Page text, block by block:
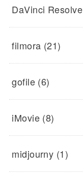
DaVinci Resolve
filmora (21)
gofile (6)
iMovie (8)
midjourny (1)